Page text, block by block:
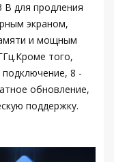
для продления
экраном,
и мощным
того,
8 -
обновление,
поддержку.